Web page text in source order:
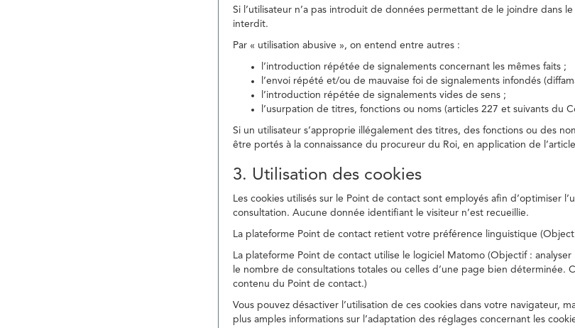
Si l’utilisateur n’a pas introduit de données permettant de le joindre dans
interdit.
Par « utilisation abusive », on entend entre autres :
l’introduction répétée de signalements concernant les mêmes faits ;
l’envoi répété et/ou de mauvaise foi de signalements infondés
l’introduction répétée de signalements vides de sens ;
l’usurpation de titres, fonctions ou noms (articles 227 et suivants du
Si un utilisateur s’approprie illégalement des titres, des fonctions ou des
être portés à la connaissance du procureur du Roi, en application de
3. Utilisation des cookies
Les cookies utilisés sur le Point de contact sont employés afin d’optimiser
consultation. Aucune donnée identifiant le visiteur n’est recueillie.
La plateforme Point de contact retient votre préférence linguistique
La plateforme Point de contact utilise le logiciel Matomo (Objectif :
le nombre de consultations totales ou celles d’une page bien déterminée.
contenu du Point de contact.)
Vous pouvez désactiver l’utilisation de ces cookies dans votre navigateur,
plus amples informations sur l’adaptation des réglages concernant les